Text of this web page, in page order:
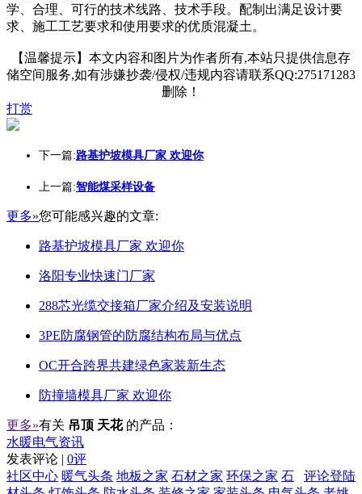
学、合理、可行的技术线路、技术手段。配制出满足设计要
求、施工工艺要求和使用要求的优质混凝土。
【温馨提示】本文内容和图片为作者所有,本站只提供信息存
储空间服务,如有涉嫌抄袭/侵权/违规内容请联系QQ:275171283
删除！
打赏
下一篇:路基护坡模具厂家 欢迎你
上一篇:智能煤采样设备
更多»您可能感兴趣的文章:
路基护坡模具厂家 欢迎你
洛阳专业快速门厂家
288芯光缆交接箱厂家介绍及安装说明
3PE防腐钢管的防腐结构布局与优点
OC开合跨界共建绿色家装新生态
防撞墙模具厂家 欢迎你
更多»有关 吊顶 天花 的产品：
水暖电气资讯
发表评论 | 0评
评论登陆
社区中心 暖气头条 地板之家 石材之家 环保之家 石